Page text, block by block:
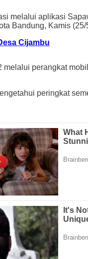
melalui aplikasi
Bandung, Kamis (25/
Cijambu
perangkat
peringkat